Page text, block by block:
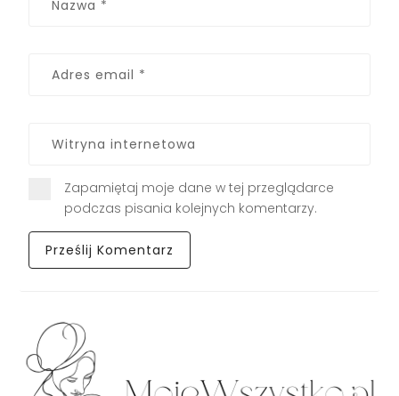
Zapamiętaj moje dane w tej przeglądarce
podczas pisania kolejnych komentarzy.